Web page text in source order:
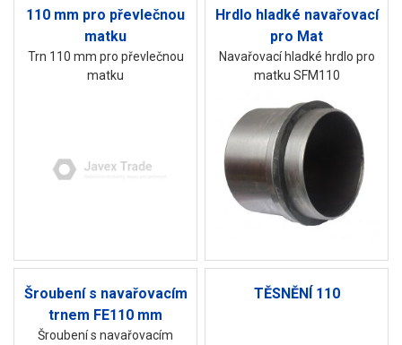
110 mm pro převlečnou
matku
Trn 110 mm pro převlečnou
matku
Hrdlo hladké navařovací
pro Mat
Navařovací hladké hrdlo pro
matku SFM110
Šroubení s navařovacím
trnem FE110 mm
Šroubení s navařovacím
TĚSNĚNÍ 110